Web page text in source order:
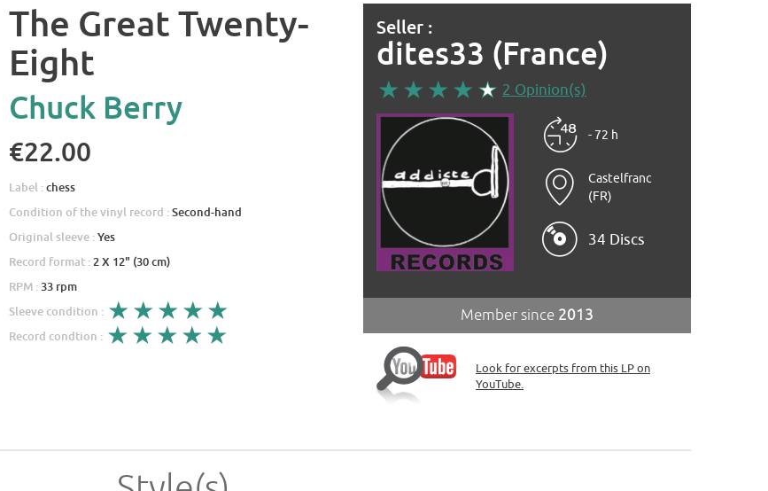
The Great Twenty-
Eight
Chuck Berry
€22.00
Label :chess
Condition of the vinyl record :Second-hand
Original sleeve :Yes
Record format : 2 X 12" (30 cm)
RPM : 33 rpm
Sleeve condition :
Record condtion :
Seller :
dites33 (France)
2 Opinion(s)
- 72 h
Castelfranc
(FR)
34 Discs
Member since 2013
Look for excerpts from this LP on
YouTube.